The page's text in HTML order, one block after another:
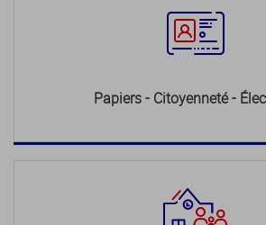
Papiers - Citoyenneté -